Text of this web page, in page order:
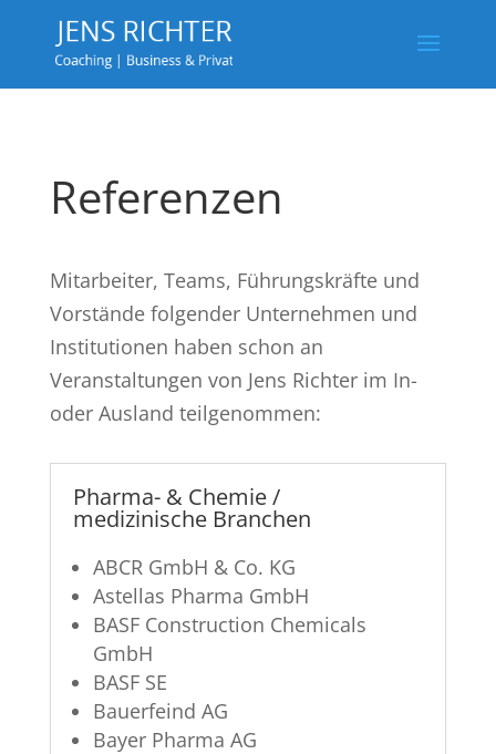
Referenzen
Mitarbeiter, Teams, Führungskräfte und
Vorstände folgender Unternehmen und
Institutionen haben schon an
Veranstaltungen von Jens Richter im In-
oder Ausland teilgenommen:
Pharma- & Chemie /
medizinische Branchen
ABCR GmbH & Co. KG
Astellas Pharma GmbH
BASF Construction Chemicals
GmbH
BASF SE
Bauerfeind AG
Bayer Pharma AG